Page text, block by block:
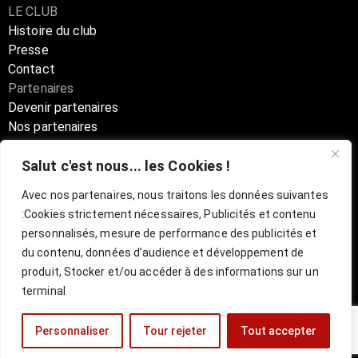
Salut c'est nous... les Cookies !
Avec nos partenaires, nous traitons les données suivantes
:Cookies strictement nécessaires, Publicités et contenu
personnalisés, mesure de performance des publicités et
du contenu, données d’audience et développement de
produit, Stocker et/ou accéder à des informations sur un
terminal
Personnaliser Tour rejeter Tout accepter
LE CLUB
Histoire du club
Presse
Contact
Partenaires
Devenir partenaires
Nos partenaires
Billetterie Officielle ESBVA-LM
mentions légaleslCGU
Site réalisé par